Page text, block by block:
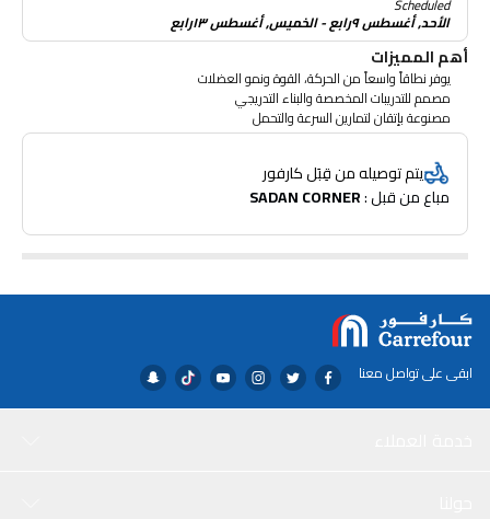
الأحد, أغسطس ٩رابع - الخميس, أغسطس ١٣رابع
أهم المميزات
يوفر نطاقاً واسعاً من الحركة، القوة ونمو العضلات
مصمم للتدريبات المخصصة والبناء التدريجي
مصنوعة بإتقان لتمارين السرعة والتحمل
يتم توصيله من قِبَل كارفور
مباع من قبل : SADAN CORNER
ابقى على تواصل معنا